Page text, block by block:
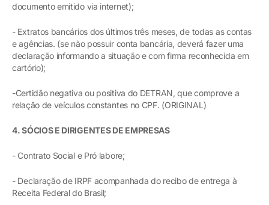
documento emitido via internet);
- Extratos bancários dos últimos três meses, de todas as contas
e agências. (se não possuir conta bancária, deverá fazer uma
declaração informando a situação e com firma reconhecida em
cartório);
-Certidão negativa ou positiva do DETRAN, que comprove a
relação de veículos constantes no CPF. (ORIGINAL)
4. SÓCIOS E DIRIGENTES DE EMPRESAS
- Contrato Social e Pró labore;
- Declaração de IRPF acompanhada do recibo de entrega à
Receita Federal do Brasil;